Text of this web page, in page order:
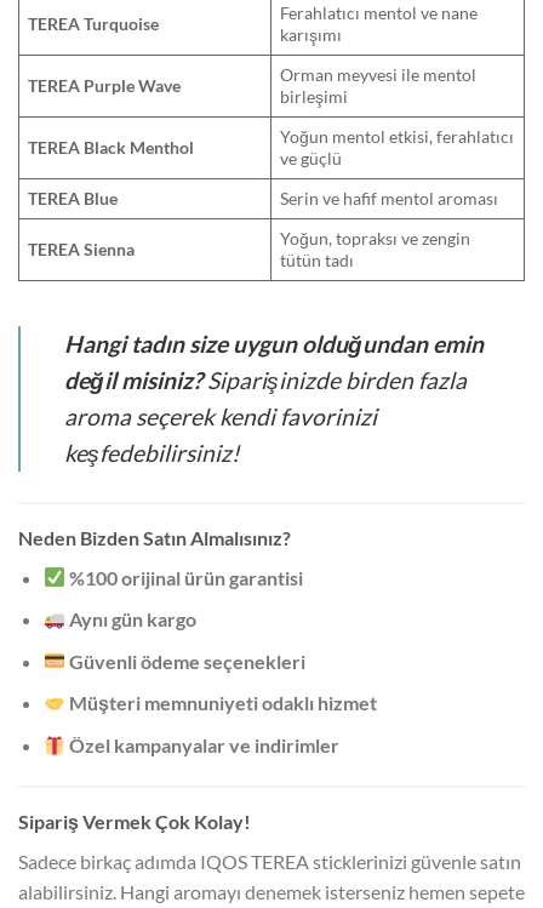
TEREA Turquoise
Ferahlatıcı mentol ve nane
karışımı
TEREA Purple Wave
Orman meyvesi ile mentol
birleşimi
TEREA Black Menthol
Yoğun mentol etkisi, ferahlatıcı
ve güçlü
TEREA Blue
Serin ve hafif mentol aroması
TEREA Sienna
Yoğun, topraksı ve zengin
tütün tadı
Hangi tadın size uygun olduğundan emin
değil misiniz?Siparişinizde birden fazla
aroma seçerek kendi favorinizi
keşfedebilirsiniz!
Neden Bizden Satın Almalısınız?
%100 orijinal ürün garantisi
Aynı gün kargo
Güvenli ödeme seçenekleri
Müşteri memnuniyeti odaklı hizmet
Özel kampanyalar ve indirimler
Sipariş Vermek Çok Kolay!
Sadece birkaç adımda IQOS TEREA sticklerinizi güvenle satın
alabilirsiniz. Hangi aromayı denemek isterseniz hemen sepete